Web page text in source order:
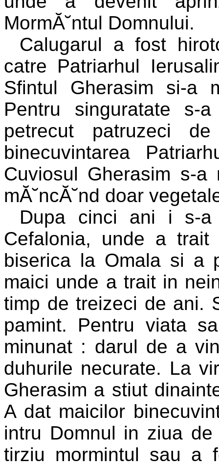
MormĂ˘ntul Domnului.
Calugarul a fost
catre Patriarhul
Sfintul Gherasim si-a
Pentru singuratate
petrecut patruzeci
binecuvintarea
Cuviosul Gherasim s-
mĂ˘ncĂ˘nd doar
Dupa cinci ani i s-
Cefalonia, unde a
biserica la Omala si a
maici unde a trait in
timp de treizeci de ani.
pamint. Pentru viata
minunat : darul de a
duhurile necurate. La
Gherasim a stiut
A dat maicilor
intru Domnul in ziua
tirziu mormintul sau a